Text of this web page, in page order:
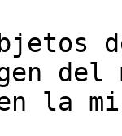
del
la